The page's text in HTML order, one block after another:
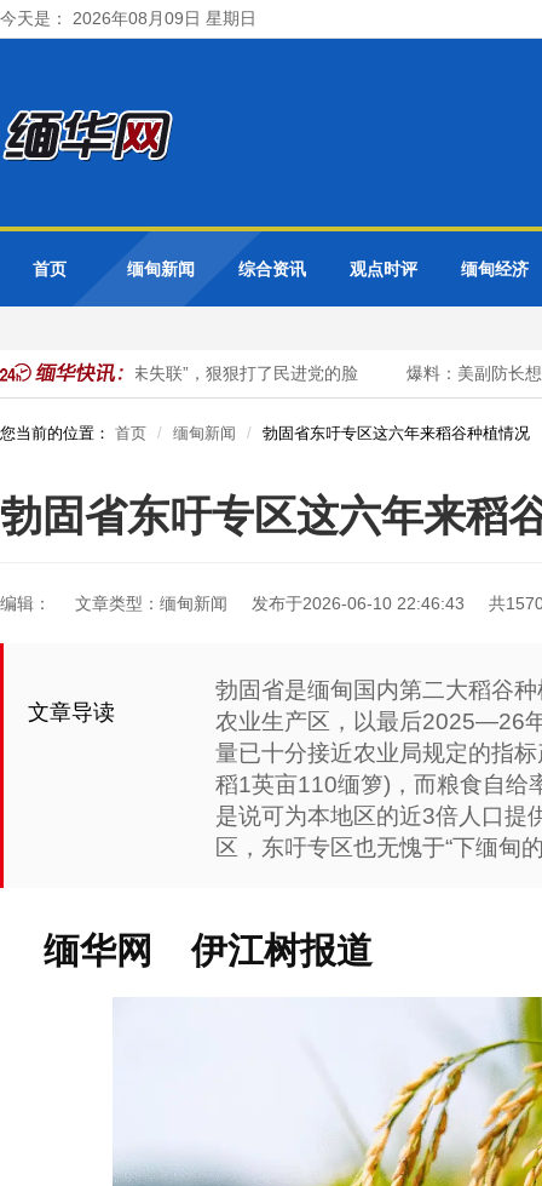
今天是： 2026年08月09日 星期日
首页 缅甸新闻 综合资讯 观点时评 缅甸经济
佩琪大陆行“未失联”，狠狠打了民进党的脸 爆料：美副防长想
您当前的位置： 首页 缅甸新闻 勃固省东吁专区这六年来稻谷种植情况
勃固省东吁专区这六年来稻
编辑： 文章类型：缅甸新闻 发布于2026-06-10 22:46:43 共
文章导读
勃固省是缅甸国内第二大稻谷
农业生产区，以最后2025—26
量已十分接近农业局规定的指
稻1英亩110缅箩)，而粮食自给
是说可为本地区的近3倍人口提
区，东吁专区也无愧于“下缅甸
缅华网 伊江树报道